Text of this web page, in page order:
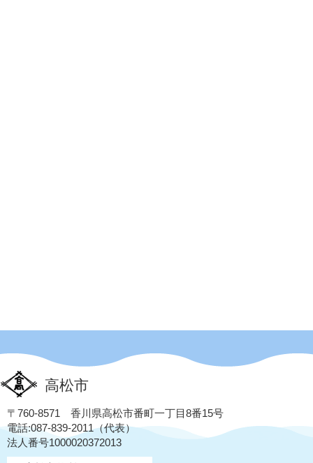
高松市
〒760-8571 香川県高松市番町一丁目8番15号
電話:087-839-2011（代表）
法人番号1000020372013